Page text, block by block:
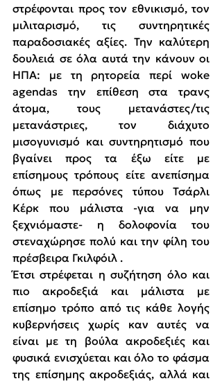
στρέφονται προς τον εθνικισμό, τον
μιλιταρισμό, τις συντηρητικές
παραδοσιακές αξίες. Την καλύτερη
δουλειά σε όλα αυτά την κάνουν οι
ΗΠΑ: με τη ρητορεία περί woke
agendas την επίθεση στα τρανς
άτομα, τους μετανάστες/τις
μετανάστριες, τον διάχυτο
μισογυνισμό και συντηρητισμό που
βγαίνει προς τα έξω είτε με
επίσημους τρόπους είτε ανεπίσημα
όπως με περσόνες τύπου Τσάρλι
Κέρκ που μάλιστα -για να μην
ξεχνιόμαστε- η δολοφονία του
στεναχώρησε πολύ και την φίλη του
πρέσβειρα Γκιλφόιλ .
Έτσι στρέφεται η συζήτηση όλο και
πιο ακροδεξιά και μάλιστα με
επίσημο τρόπο από τις κάθε λογής
κυβερνήσεις χωρίς καν αυτές να
είναι με τη βούλα ακροδεξιές και
φυσικά ενισχύεται και όλο το φάσμα
της επίσημης ακροδεξιάς, αλλά και